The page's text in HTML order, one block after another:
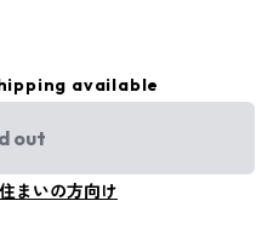
available
out
まいの方向け